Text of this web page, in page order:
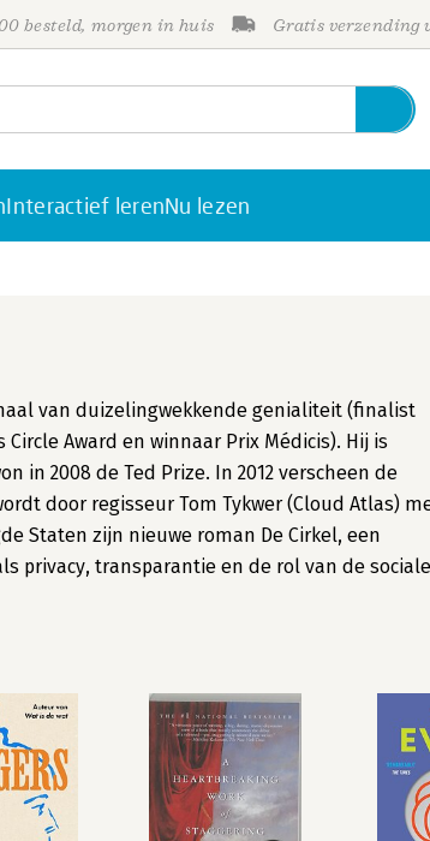
besteld, morgen in huis Gratis verzending
Interactief lerenNu lezen
van duizelingwekkende genialiteit (finalist
Award en winnaar Prix Médicis). Hij is
in 2008 de Ted Prize. In 2012 verscheen de
door regisseur Tom Tykwer (Cloud Atlas)
Staten zijn nieuwe roman De Cirkel, een
privacy, transparantie en de rol van de sociale